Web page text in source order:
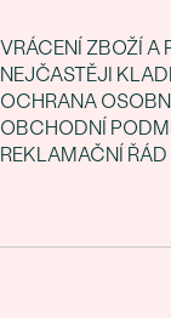
VRÁCENÍ ZBOŽÍ A
NEJČASTĚJI
OCHRANA
OBCHODNÍ
REKLAMAČNÍ ŘÁD